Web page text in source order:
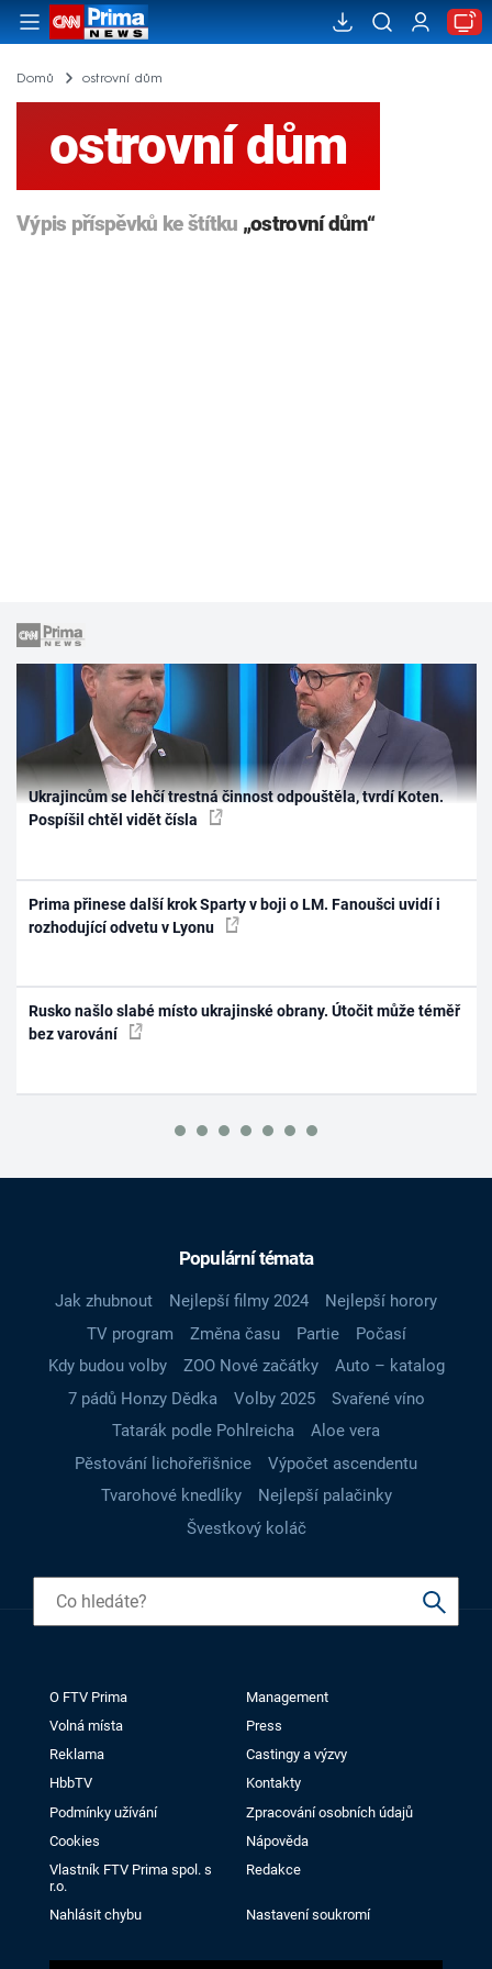
Domů ostrovní dům
ostrovní dům
Výpis příspěvků ke štítku „ostrovní dům“
Ukrajincům se lehčí trestná činnost odpouštěla, tvrdí Koten.
Pospíšil chtěl vidět čísla
Prima přinese další krok Sparty v boji o LM. Fanoušci uvidí i
rozhodující odvetu v Lyonu
Rusko našlo slabé místo ukrajinské obrany. Útočit může téměř
bez varování
Populární témata
Jak zhubnout Nejlepší filmy 2024
Nejlepší horory
TV program
Změna času Partie
Počasí
Kdy budou volby
ZOO Nové začátky
Auto – katalog
7 pádů Honzy Dědka
Volby 2025
Svařené víno
Tatarák podle Pohlreicha
Aloe vera
Pěstování lichořeřišnice
Výpočet ascendentu
Tvarohové knedlíky
Nejlepší palačinky
Švestkový koláč
O FTV Prima
Management
Volná místa
Press
Reklama
Castingy a výzvy
HbbTV
Kontakty
Podmínky užívání
Zpracování osobních údajů
Cookies
Nápověda
Vlastník FTV Prima spol. s
r.o.
Redakce
Nahlásit chybu Nastavení soukromí